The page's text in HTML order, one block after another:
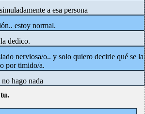
a esa persona
estoy normal.
dedico.
nerviosa/o.. y solo quiero decirle qué se la
por timido/a.
hago nada